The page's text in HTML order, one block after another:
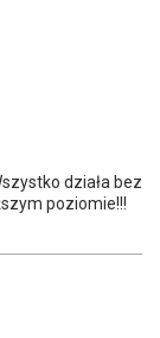
działa bez
poziomie!!!